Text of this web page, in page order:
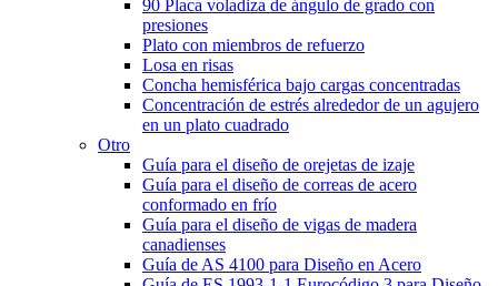
90 Placa voladiza de ángulo de grado con
presiones
Plato con miembros de refuerzo
Losa en risas
Concha hemisférica bajo cargas concentradas
Concentración de estrés alrededor de un agujero
en un plato cuadrado
Otro
Guía para el diseño de orejetas de izaje
Guía para el diseño de correas de acero
conformado en frío
Guía para el diseño de vigas de madera
canadienses
Guía de AS 4100 para Diseño en Acero